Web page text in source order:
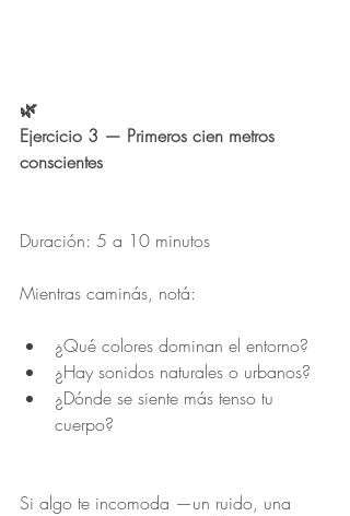
🌿
Ejercicio 3 — Primeros cien metros
conscientes
Duración: 5 a 10 minutos
Mientras caminás, notá:
¿Qué colores dominan el entorno?
¿Hay sonidos naturales o urbanos?
¿Dónde se siente más tenso tu
cuerpo?
Si algo te incomoda —un ruido, una